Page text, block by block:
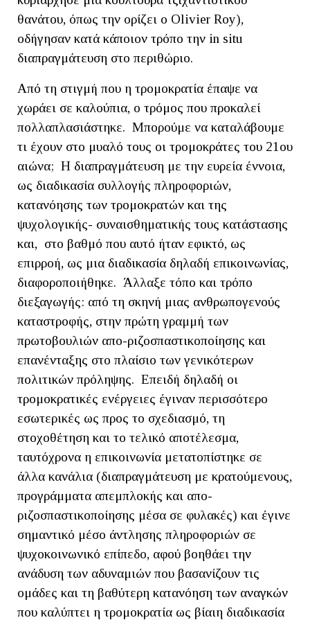
θανάτου, όπως την ορίζει ο Olivier Roy),
οδήγησαν κατά κάποιον τρόπο την in situ
διαπραγμάτευση στο περιθώριο.
Από τη στιγμή που η τρομοκρατία έπαψε να
χωράει σε καλούπια, ο τρόμος που προκαλεί
πολλαπλασιάστηκε. Μπορούμε να καταλάβουμε
τι έχουν στο μυαλό τους οι τρομοκράτες του 21ου
αιώνα; Η διαπραγμάτευση με την ευρεία έννοια,
ως διαδικασία συλλογής πληροφοριών,
κατανόησης των τρομοκρατών και της
ψυχολογικής- συναισθηματικής τους κατάστασης
και, στο βαθμό που αυτό ήταν εφικτό, ως
επιρροή, ως μια διαδικασία δηλαδή επικοινωνίας,
διαφοροποιήθηκε. Άλλαξε τόπο και τρόπο
διεξαγωγής: από τη σκηνή μιας ανθρωπογενούς
καταστροφής, στην πρώτη γραμμή των
πρωτοβουλιών απο-ριζοσπαστικοποίησης και
επανένταξης στο πλαίσιο των γενικότερων
πολιτικών πρόληψης. Επειδή δηλαδή οι
τρομοκρατικές ενέργειες έγιναν περισσότερο
εσωτερικές ως προς το σχεδιασμό, τη
στοχοθέτηση και το τελικό αποτέλεσμα,
ταυτόχρονα η επικοινωνία μετατοπίστηκε σε
άλλα κανάλια (διαπραγμάτευση με κρατούμενους,
προγράμματα απεμπλοκής και απο-
ριζοσπαστικοποίησης μέσα σε φυλακές) και έγινε
σημαντικό μέσο άντλησης πληροφοριών σε
ψυχοκοινωνικό επίπεδο, αφού βοηθάει την
ανάδυση των αδυναμιών που βασανίζουν τις
ομάδες και τη βαθύτερη κατανόηση των αναγκών
που καλύπτει η τρομοκρατία ως βίαιη διαδικασία